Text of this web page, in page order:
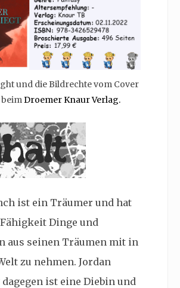
und die Bildrechte vom Cover
Droemer Knaur Verlag.
ist ein Träumer und hat
Dinge und
aus seinen Träumen mit in
zu nehmen. Jordan
ist eine Diebin und